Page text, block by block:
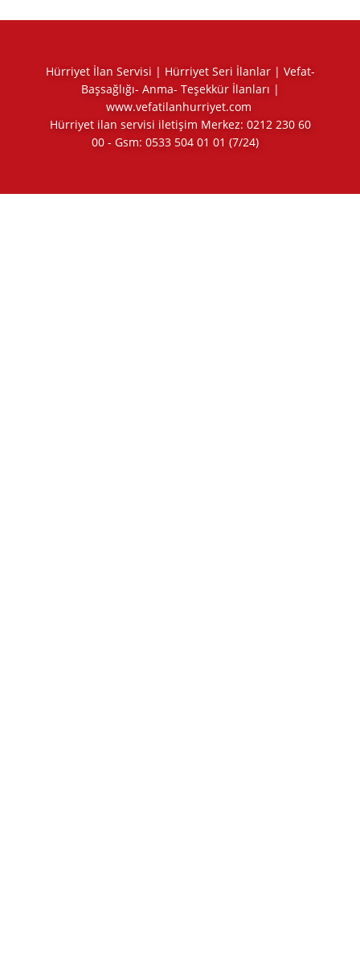
Hürriyet İlan Servisi | Hürriyet Seri İlanlar | Vefat-
Başsağlığı- Anma- Teşekkür İlanları |
www.vefatilanhurriyet.com
Hürriyet ilan servisi iletişim Merkez: 0212 230 60
00 - Gsm: 0533 504 01 01 (7/24)